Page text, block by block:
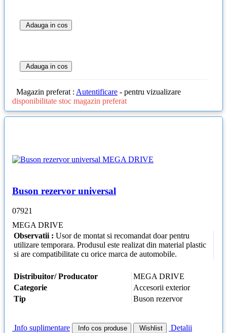
Adauga in cos
Adauga in cos
Magazin preferat : Autentificare - pentru vizualizare
disponibilitate stoc magazin preferat
Buson rezervor universal
07921
MEGA DRIVE
Observatii : Usor de montat si recomandat doar pentru
utilizare temporara. Produsul este realizat din material plastic
si are compatibilitate cu orice marca de automobile.
Distribuitor/ Producator
MEGA DRIVE
Categorie
Accesorii exterior
Tip
Buson rezervor
Info suplimentare Info cos produse Wishlist
Detalii